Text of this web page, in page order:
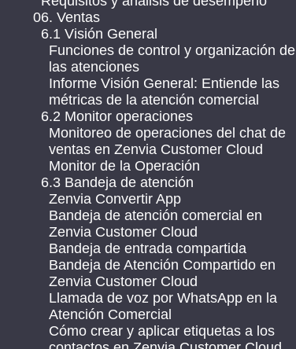
06. Ventas
6.1 Visión General
Funciones de control y organización de
las atenciones
Informe Visión General: Entiende las
métricas de la atención comercial
6.2 Monitor operaciones
Monitoreo de operaciones del chat de
ventas en Zenvia Customer Cloud
Monitor de la Operación
6.3 Bandeja de atención
Zenvia Convertir App
Bandeja de atención comercial en
Zenvia Customer Cloud
Bandeja de entrada compartida
Bandeja de Atención Compartido en
Zenvia Customer Cloud
Llamada de voz por WhatsApp en la
Atención Comercial
Cómo crear y aplicar etiquetas a los